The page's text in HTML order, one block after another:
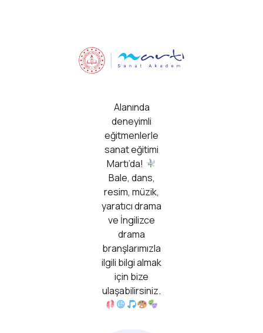
Alanında
deneyimli
eğitmenlerle
sanat eğitimi
Martı’da!
Bale, dans,
resim, müzik,
yaratıcı drama
ve İngilizce
drama
branşlarımızla
ilgili bilgi almak
için bize
ulaşabilirsiniz.